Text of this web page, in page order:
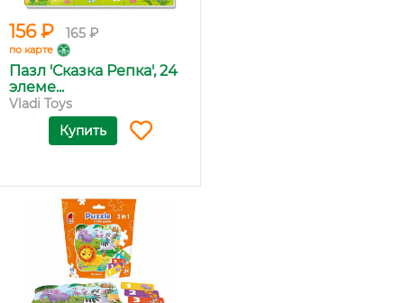
156 ₽ 165 ₽
по карте
Пазл 'Сказка Репка', 24
элеме...
Vladi Toys
Купить